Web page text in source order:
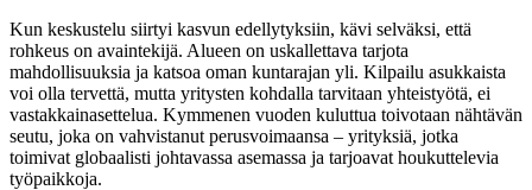
Kun keskustelu siirtyi kasvun edellytyksiin, kävi selväksi, että
rohkeus on avaintekijä. Alueen on uskallettava tarjota
mahdollisuuksia ja katsoa oman kuntarajan yli. Kilpailu asukkaista
voi olla tervettä, mutta yritysten kohdalla tarvitaan yhteistyötä, ei
vastakkainasettelua. Kymmenen vuoden kuluttua toivotaan nähtävän
seutu, joka on vahvistanut perusvoimaansa – yrityksiä, jotka
toimivat globaalisti johtavassa asemassa ja tarjoavat houkuttelevia
työpaikkoja.